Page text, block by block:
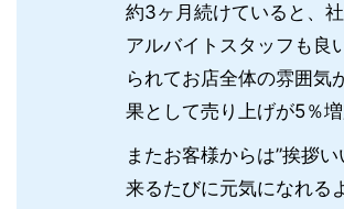
約3ヶ月続けていると、
アルバイトスタッフも良
られてお店全体の雰囲気
果として売り上げが5％増
またお客様からは”挨拶
来るたびに元気になれる